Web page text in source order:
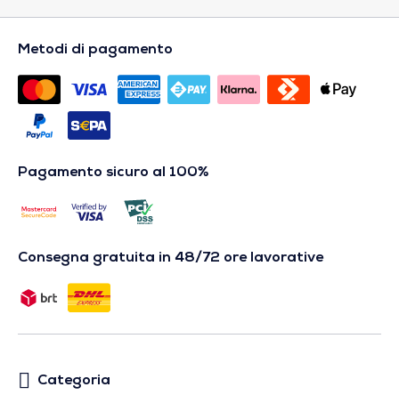
Metodi di pagamento
Pagamento sicuro al 100%
Consegna gratuita in 48/72 ore lavorative
Categoria